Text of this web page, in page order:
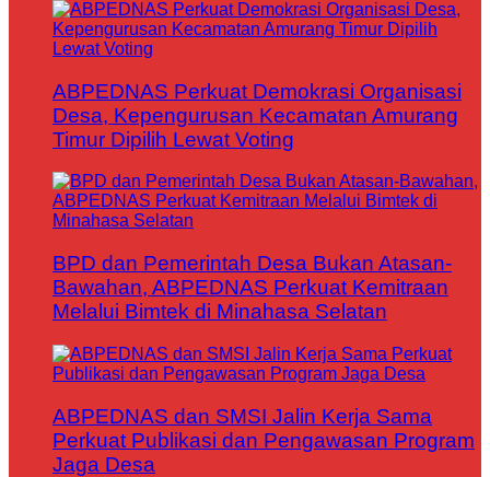
ABPEDNAS Perkuat Demokrasi Organisasi
Desa, Kepengurusan Kecamatan Amurang
Timur Dipilih Lewat Voting
BPD dan Pemerintah Desa Bukan Atasan-
Bawahan, ABPEDNAS Perkuat Kemitraan
Melalui Bimtek di Minahasa Selatan
ABPEDNAS dan SMSI Jalin Kerja Sama
Perkuat Publikasi dan Pengawasan Program
Jaga Desa